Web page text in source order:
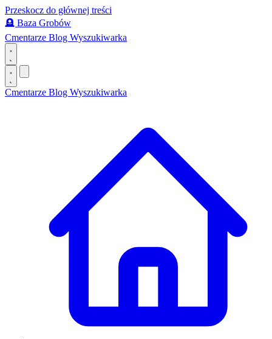
Przeskocz do głównej treści
🪦 Baza Grobów
Cmentarze Blog Wyszukiwarka
Cmentarze Blog Wyszukiwarka